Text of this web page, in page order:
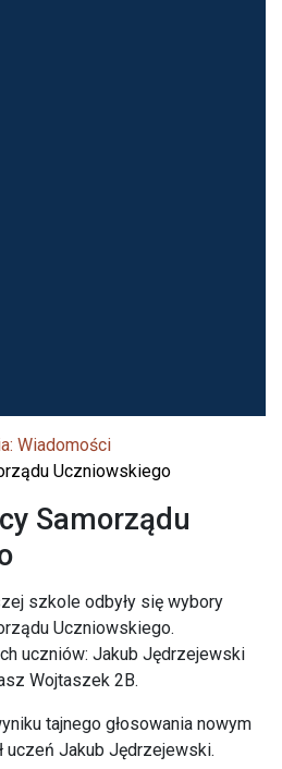
Wiadomości
Uczniowskiego
Samorządu
szkole odbyły się wybory
Uczniowskiego.
uczniów: Jakub Jędrzejewski
Wojtaszek 2B.
tajnego głosowania nowym
uczeń Jakub Jędrzejewski.